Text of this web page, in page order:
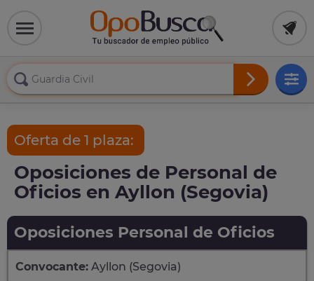
Oferta de 1 plaza:
Oposiciones de Personal de
Oficios en Ayllon (Segovia)
Oposiciones Personal de Oficios
Convocante: Ayllon (Segovia)